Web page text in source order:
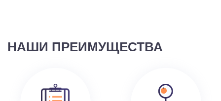
НАШИ ПРЕИМУЩЕСТВА